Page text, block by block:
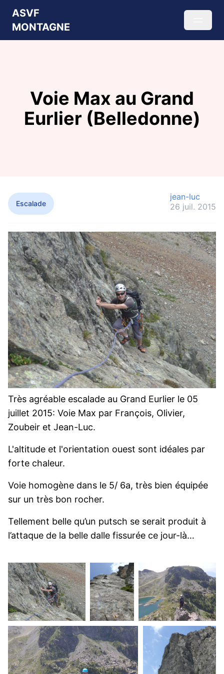
ASVF
MONTAGNE
Voie Max au Grand
Eurlier (Belledonne)
Escalade
jean-luc
26 juil. 2015
Très agréable escalade au Grand Eurlier le 05
juillet 2015: Voie Max par François, Olivier,
Zoubeir et Jean-Luc.
L'altitude et l'orientation ouest sont idéales par
forte chaleur.
Voie homogène dans le 5/ 6a, très bien équipée
sur un très bon rocher.
Tellement belle qu’un putsch se serait produit à
l’attaque de la belle dalle fissurée ce jour-là…